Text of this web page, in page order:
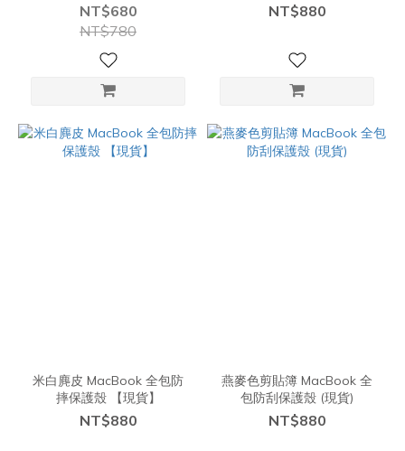
NT$680
NT$780
NT$880
米白麂皮 MacBook 全包防
摔保護殼 【現貨】
NT$880
燕麥色剪貼簿 MacBook 全
包防刮保護殼 (現貨)
NT$880